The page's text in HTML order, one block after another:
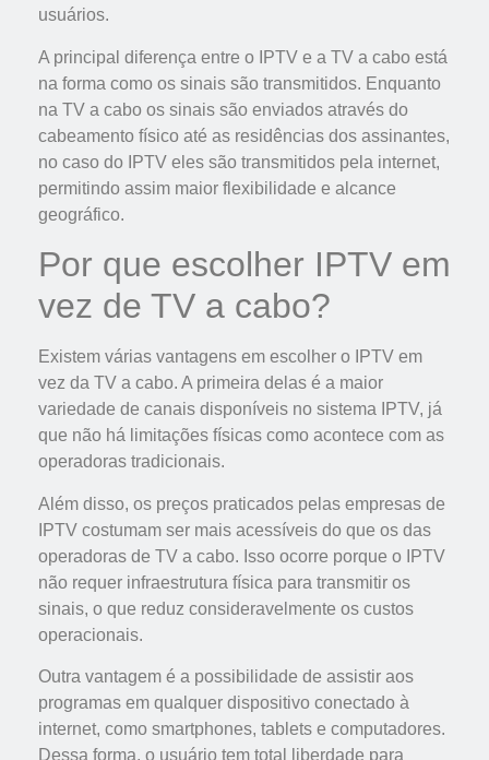
usuários.
A principal diferença entre o IPTV e a TV a cabo está
na forma como os sinais são transmitidos. Enquanto
na TV a cabo os sinais são enviados através do
cabeamento físico até as residências dos assinantes,
no caso do IPTV eles são transmitidos pela internet,
permitindo assim maior flexibilidade e alcance
geográfico.
Por que escolher IPTV em
vez de TV a cabo?
Existem várias vantagens em escolher o IPTV em
vez da TV a cabo. A primeira delas é a maior
variedade de canais disponíveis no sistema IPTV, já
que não há limitações físicas como acontece com as
operadoras tradicionais.
Além disso, os preços praticados pelas empresas de
IPTV costumam ser mais acessíveis do que os das
operadoras de TV a cabo. Isso ocorre porque o IPTV
não requer infraestrutura física para transmitir os
sinais, o que reduz consideravelmente os custos
operacionais.
Outra vantagem é a possibilidade de assistir aos
programas em qualquer dispositivo conectado à
internet, como smartphones, tablets e computadores.
Dessa forma, o usuário tem total liberdade para